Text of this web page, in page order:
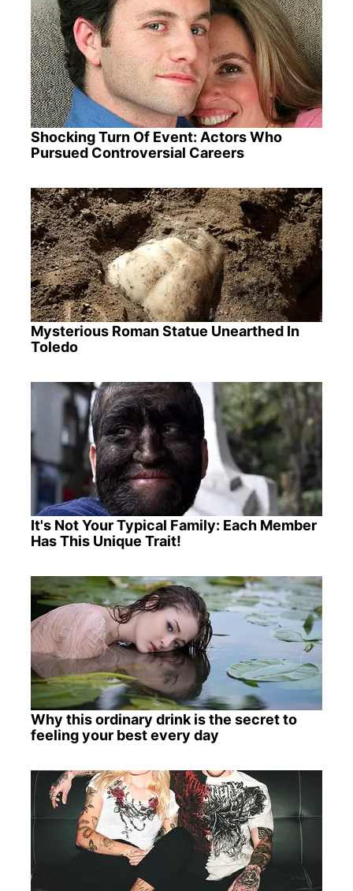
Shocking Turn Of Event: Actors Who
Pursued Controversial Careers
Mysterious Roman Statue Unearthed In
Toledo
It's Not Your Typical Family: Each Member
Has This Unique Trait!
Why this ordinary drink is the secret to
feeling your best every day